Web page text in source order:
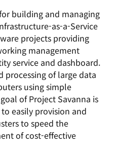
building and managing
as-a-Service
projects providing
management
service and dashboard.
processing of large data
using simple
of Project Savanna is
easily provision and
to speed the
of cost-effective